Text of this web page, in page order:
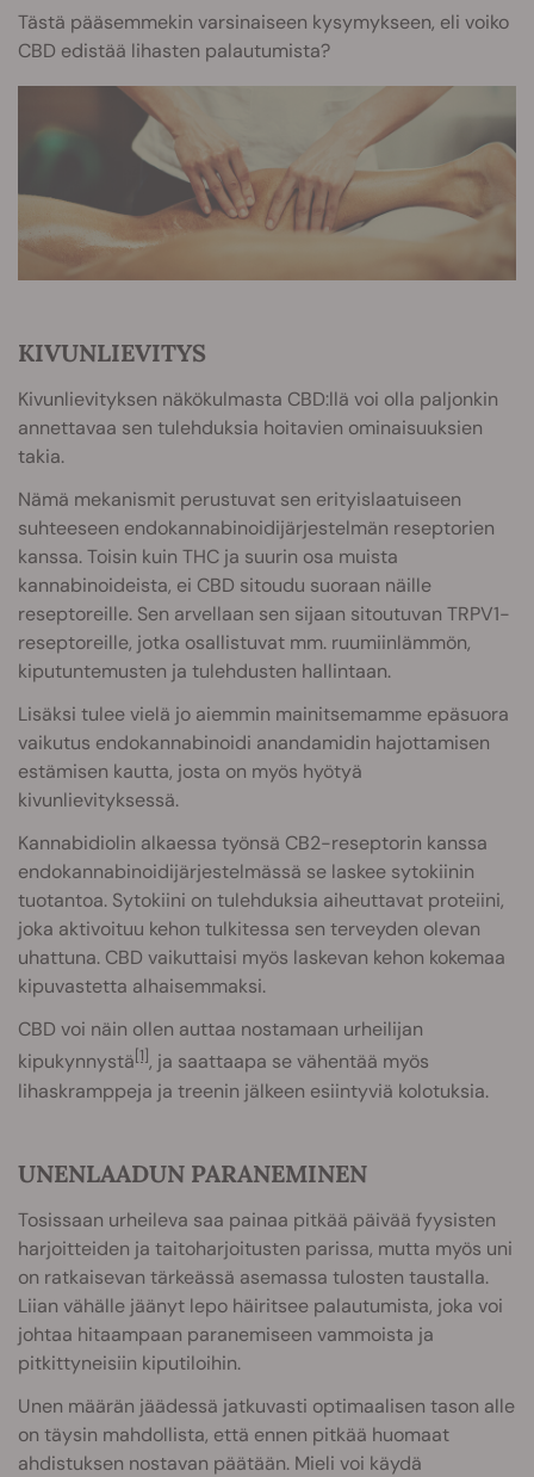
Tästä pääsemmekin varsinaiseen kysymykseen, eli voiko
CBD edistää lihasten palautumista?
KIVUNLIEVITYS
Kivunlievityksen näkökulmasta CBD:llä voi olla paljonkin
annettavaa sen tulehduksia hoitavien ominaisuuksien
takia.
Nämä mekanismit perustuvat sen erityislaatuiseen
suhteeseen endokannabinoidijärjestelmän reseptorien
kanssa. Toisin kuin THC ja suurin osa muista
kannabinoideista, ei CBD sitoudu suoraan näille
reseptoreille. Sen arvellaan sen sijaan sitoutuvan TRPV1-
reseptoreille, jotka osallistuvat mm. ruumiinlämmön,
kiputuntemusten ja tulehdusten hallintaan.
Lisäksi tulee vielä jo aiemmin mainitsemamme epäsuora
vaikutus endokannabinoidi anandamidin hajottamisen
estämisen kautta, josta on myös hyötyä
kivunlievityksessä.
Kannabidiolin alkaessa työnsä CB2-reseptorin kanssa
endokannabinoidijärjestelmässä se laskee sytokiinin
tuotantoa. Sytokiini on tulehduksia aiheuttavat proteiini,
joka aktivoituu kehon tulkitessa sen terveyden olevan
uhattuna. CBD vaikuttaisi myös laskevan kehon kokemaa
kipuvastetta alhaisemmaksi.
CBD voi näin ollen auttaa nostamaan urheilijan
kipukynnystä[1], ja saattaapa se vähentää myös
lihaskramppeja ja treenin jälkeen esiintyviä kolotuksia.
UNENLAADUN PARANEMINEN
Tosissaan urheileva saa painaa pitkää päivää fyysisten
harjoitteiden ja taitoharjoitusten parissa, mutta myös uni
on ratkaisevan tärkeässä asemassa tulosten taustalla.
Liian vähälle jäänyt lepo häiritsee palautumista, joka voi
johtaa hitaampaan paranemiseen vammoista ja
pitkittyneisiin kiputiloihin.
Unen määrän jäädessä jatkuvasti optimaalisen tason alle
on täysin mahdollista, että ennen pitkää huomaat
ahdistuksen nostavan päätään. Mieli voi käydä